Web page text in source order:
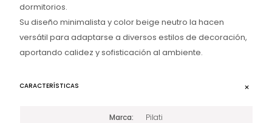
dormitorios.
Su diseño minimalista y color beige neutro la hacen
versátil para adaptarse a diversos estilos de decoración,
aportando calidez y sofisticación al ambiente.
CARACTERÍSTICAS
Marca Pilati